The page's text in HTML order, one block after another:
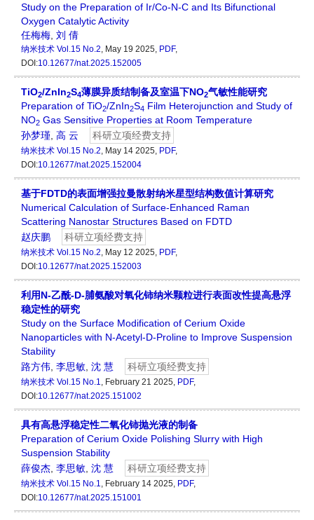
Study on the Preparation of Ir/Co-N-C and Its Bifunctional
Oxygen Catalytic Activity
任梅梅, 刘 倩
纳米技术 Vol.15 No.2, May 19 2025, PDF,
DOI:10.12677/nat.2025.152005
TiO2/ZnIn2S4薄膜异质结制备及室温下NO2气敏性能研究
Preparation of TiO2/ZnIn2S4 Film Heterojunction and Study of
NO2 Gas Sensitive Properties at Room Temperature
孙梦瑾, 高 云 科研立项经费支持
纳米技术 Vol.15 No.2, May 14 2025, PDF,
DOI:10.12677/nat.2025.152004
基于FDTD的表面增强拉曼散射纳米星型结构数值计算研究
Numerical Calculation of Surface-Enhanced Raman
Scattering Nanostar Structures Based on FDTD
赵庆鹏
科研立项经费支持
纳米技术 Vol.15 No.2, May 12 2025, PDF,
DOI:10.12677/nat.2025.152003
利用N-乙酰-D-脯氨酸对氧化铈纳米颗粒进行表面改性提高悬浮
稳定性的研究
Study on the Surface Modification of Cerium Oxide
Nanoparticles with N-Acetyl-D-Proline to Improve Suspension
Stability
路方伟, 李思敏, 沈 慧 科研立项经费支持
纳米技术 Vol.15 No.1, February 21 2025, PDF,
DOI:10.12677/nat.2025.151002
具有高悬浮稳定性二氧化铈抛光液的制备
Preparation of Cerium Oxide Polishing Slurry with High
Suspension Stability
薛俊杰, 李思敏, 沈 慧 科研立项经费支持
纳米技术 Vol.15 No.1, February 14 2025, PDF,
DOI:10.12677/nat.2025.151001